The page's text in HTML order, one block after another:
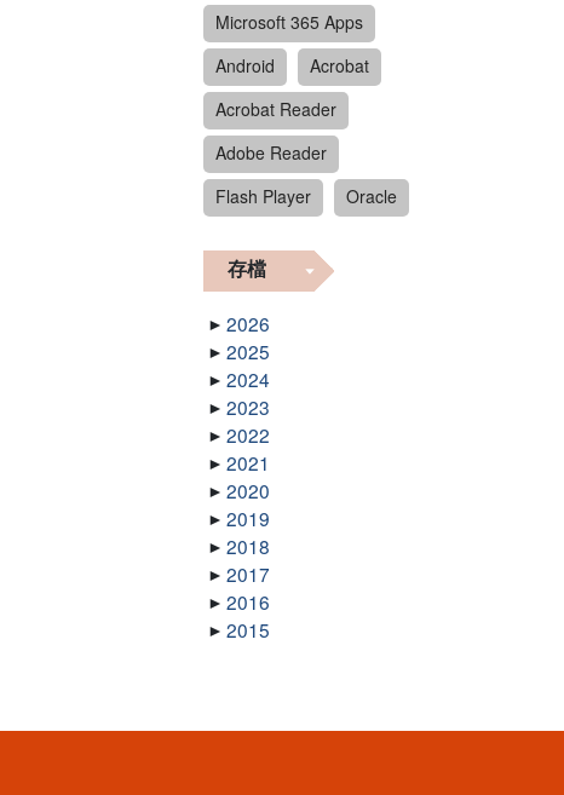
Microsoft 365 Apps
Android
Acrobat
Acrobat Reader
Adobe Reader
Flash Player
Oracle
存檔
2026
2025
2024
2023
2022
2021
2020
2019
2018
2017
2016
2015